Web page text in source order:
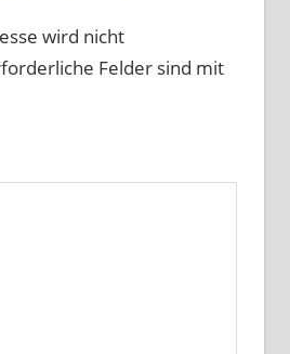
wird nicht
Felder sind mit